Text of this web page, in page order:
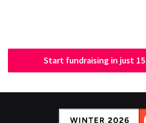
Start fundraising in just